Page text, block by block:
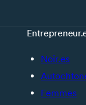
Noir.es
Femmes